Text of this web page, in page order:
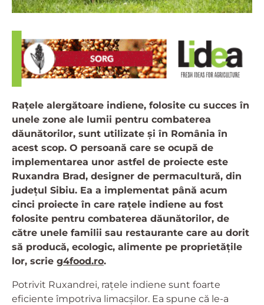
Rațele alergătoare indiene, folosite cu succes în
unele zone ale lumii pentru combaterea
dăunătorilor, sunt utilizate și în România în
acest scop. O persoană care se ocupă de
implementarea unor astfel de proiecte este
Ruxandra Brad, designer de permacultură, din
județul Sibiu. Ea a implementat până acum
cinci proiecte în care rațele indiene au fost
folosite pentru combaterea dăunătorilor, de
către unele familii sau restaurante care au dorit
să producă, ecologic, alimente pe proprietățile
lor, scrie g4food.ro.
Potrivit Ruxandrei, rațele indiene sunt foarte
eficiente împotriva limacșilor. Ea spune că le-a